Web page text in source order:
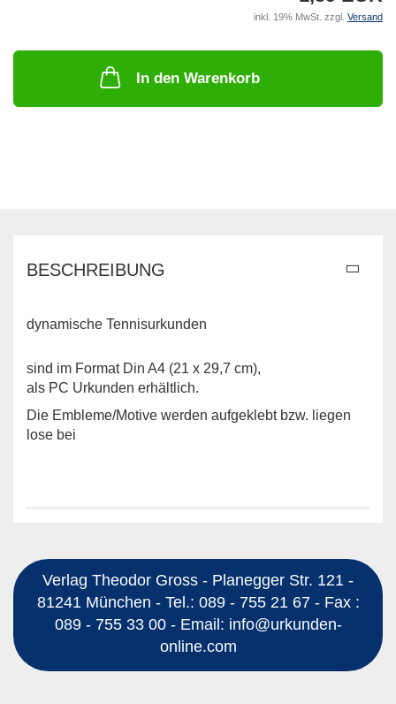
inkl. 19% MwSt. zzgl. Versand
In den Warenkorb
BESCHREIBUNG
dynamische Tennisurkunden
sind im Format Din A4 (21 x 29,7 cm),
als PC Urkunden erhältlich.
Die Embleme/Motive werden aufgeklebt bzw. liegen
lose bei
Verlag Theodor Gross - Planegger Str. 121 -
81241 München - Tel.: 089 - 755 21 67 - Fax :
089 - 755 33 00 - Email: info@urkunden-
online.com